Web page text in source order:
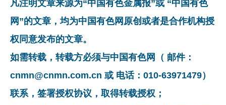
凡注明文章来源为“中国有色金属报”或 “中国有色
网”的文章，均为中国有色网原创或者是合作机构授
权同意发布的文章。
如需转载，转载方必须与中国有色网（ 邮件：
cnmn@cnmn.com.cn 或 电话：010-63971479）
联系，签署授权协议，取得转载授权；